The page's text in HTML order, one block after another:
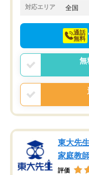
でお願いしました。
対応エリア 全国
通話
無料
無
東大先
家庭教
評価